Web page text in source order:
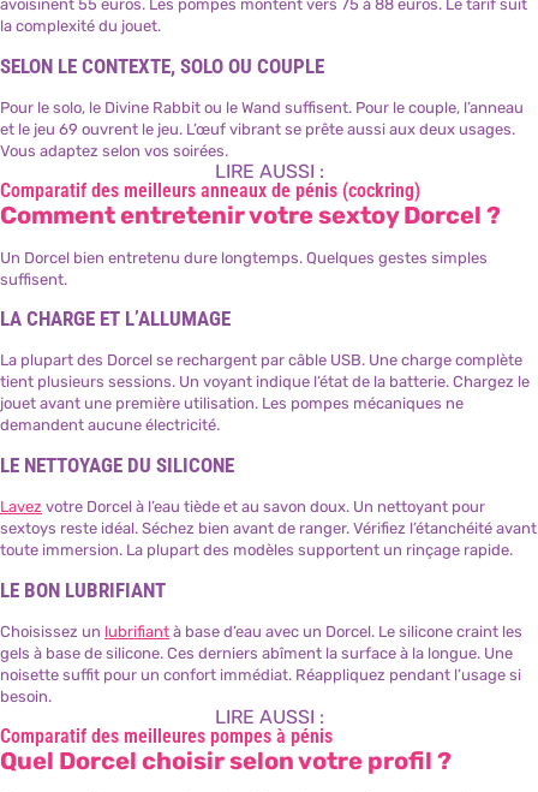
avoisinent 55 euros. Les pompes montent vers 75 à 88 euros. Le tarif suit
la complexité du jouet.
SELON LE CONTEXTE, SOLO OU COUPLE
Pour le solo, le Divine Rabbit ou le Wand suffisent. Pour le couple, l’anneau
et le jeu 69 ouvrent le jeu. L’œuf vibrant se prête aussi aux deux usages.
Vous adaptez selon vos soirées.
LIRE AUSSI :
Comparatif des meilleurs anneaux de pénis (cockring)
Comment entretenir votre sextoy Dorcel ?
Un Dorcel bien entretenu dure longtemps. Quelques gestes simples
suffisent.
LA CHARGE ET L’ALLUMAGE
La plupart des Dorcel se rechargent par câble USB. Une charge complète
tient plusieurs sessions. Un voyant indique l’état de la batterie. Chargez le
jouet avant une première utilisation. Les pompes mécaniques ne
demandent aucune électricité.
LE NETTOYAGE DU SILICONE
Lavez votre Dorcel à l’eau tiède et au savon doux. Un nettoyant pour
sextoys reste idéal. Séchez bien avant de ranger. Vérifiez l’étanchéité avant
toute immersion. La plupart des modèles supportent un rinçage rapide.
LE BON LUBRIFIANT
Choisissez un lubrifiant à base d’eau avec un Dorcel. Le silicone craint les
gels à base de silicone. Ces derniers abîment la surface à la longue. Une
noisette suffit pour un confort immédiat. Réappliquez pendant l’usage si
besoin.
LIRE AUSSI :
Comparatif des meilleures pompes à pénis
Quel Dorcel choisir selon votre profil ?